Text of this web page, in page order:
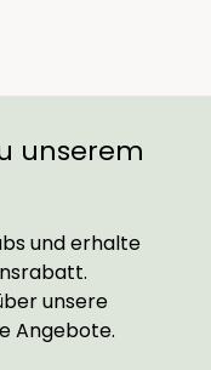
unserem
und erhalte
unsere
Angebote.